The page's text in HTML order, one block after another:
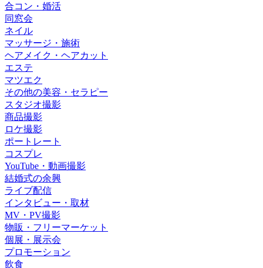
合コン・婚活
同窓会
ネイル
マッサージ・施術
ヘアメイク・ヘアカット
エステ
マツエク
その他の美容・セラピー
スタジオ撮影
商品撮影
ロケ撮影
ポートレート
コスプレ
YouTube・動画撮影
結婚式の余興
ライブ配信
インタビュー・取材
MV・PV撮影
物販・フリーマーケット
個展・展示会
プロモーション
飲食